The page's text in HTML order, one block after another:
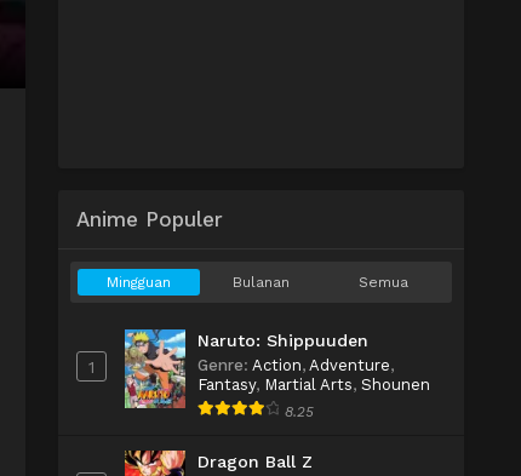
Anime Populer
Mingguan Bulanan Semua
1
Naruto: Shippuuden
Genre: Action, Adventure,
Fantasy, Martial Arts, Shounen
8.25
Dragon Ball Z